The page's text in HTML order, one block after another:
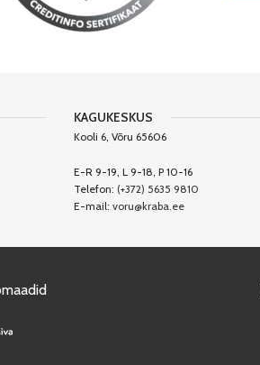
KAGUKESKUS
Kooli 6, Võru 65606
E-R 9-19, L 9-18, P 10-16
Telefon: (+372) 5635 9810
E-mail:voru@kraba.ee